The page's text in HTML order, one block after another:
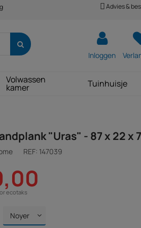
Advies &
Inloggen
Volwassen
kamer Tuinhuisje
"Uras" - 87 x 22 x
REF: 147039
ecotaks